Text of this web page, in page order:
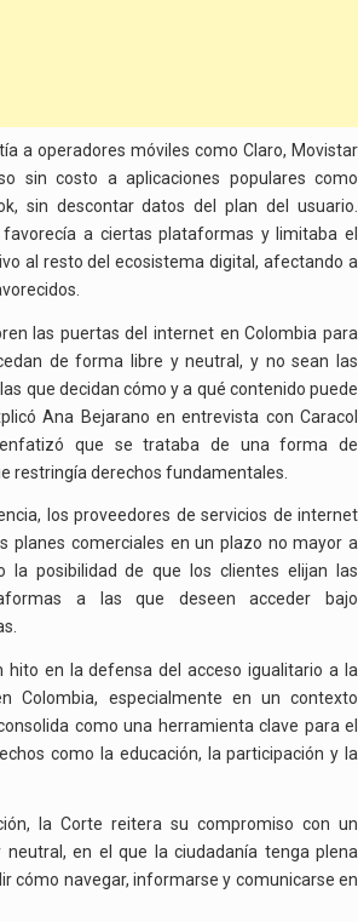
a operadores móviles como Claro, Movistar
sin costo a aplicaciones populares como
sin descontar datos del plan del usuario.
a ciertas plataformas y limitaba el
al resto del ecosistema digital, afectando a
las puertas del internet en Colombia para
de forma libre y neutral, y no sean las
que decidan cómo y a qué contenido puede
Ana Bejarano en entrevista con Caracol
enfatizó que se trataba de una forma de
restringía derechos fundamentales.
los proveedores de servicios de internet
planes comerciales en un plazo no mayor a
la posibilidad de que los clientes elijan las
a las que deseen acceder bajo
hito en la defensa del acceso igualitario a la
Colombia, especialmente en un contexto
como una herramienta clave para el
como la educación, la participación y la
la Corte reitera su compromiso con un
neutral, en el que la ciudadanía tenga plena
cómo navegar, informarse y comunicarse en